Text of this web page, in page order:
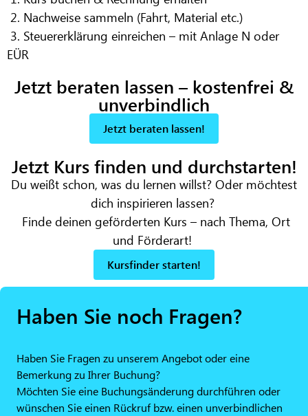
2. Nachweise sammeln (Fahrt, Material etc.)
3. Steuererklärung einreichen – mit Anlage N oder
EÜR
Jetzt beraten lassen – kostenfrei &
unverbindlich
Jetzt beraten lassen!
Jetzt Kurs finden und durchstarten!
Du weißt schon, was du lernen willst? Oder möchtest
dich inspirieren lassen?
Findedeinen geförderten Kurs – nach Thema, Ort
und Förderart!
Kursfinder starten!
Haben Sie noch Fragen?
Haben Sie Fragen zu unserem Angebot oder eine
Bemerkung zu Ihrer Buchung?
Möchten Sie eine Buchungsänderung durchführen oder
wünschen Sie einen Rückruf bzw. einen unverbindlichen